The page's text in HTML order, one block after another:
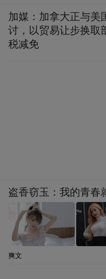
加媒：加拿大正与美
讨，以贸易让步换取
税减免
盗香窃玉：我的青春
爽文